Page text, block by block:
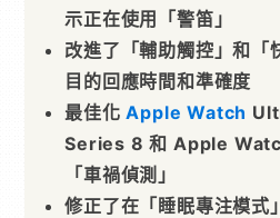
示正在使用「警笛」
改進了「輔助觸控」和「
目的回應時間和準確度
最佳化Apple Watch
Series 8 和 Apple
「車禍偵測」
修正了在「睡眠專注模式